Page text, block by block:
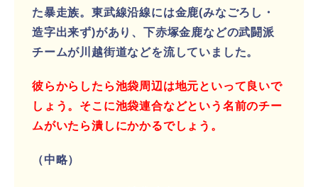
た暴走族。東武線沿線には金鹿(みなごろし・
造字出来ず)があり、下赤塚金鹿などの武闘派
チームが川越街道などを流していました。
彼らからしたら池袋周辺は地元といって良いで
しょう。そこに池袋連合などという名前のチー
ムがいたら潰しにかかるでしょう。
（中略）